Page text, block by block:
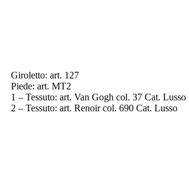
Giroletto: art. 127
Piede: art. MT2
1 – Tessuto: art. Van Gogh col. 37 Cat. Lusso
2 – Tessuto: art. Renoir col. 690 Cat. Lusso